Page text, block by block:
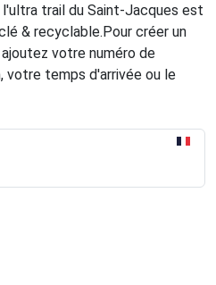
trail du Saint-Jacques est
& recyclable.Pour créer un
votre numéro de
votre temps d'arrivée ou le